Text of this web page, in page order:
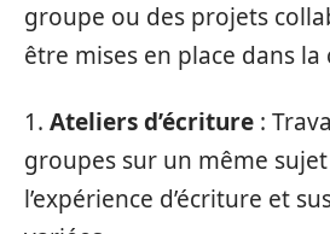
groupe ou des projets
être mises en place dans la
1. Ateliers d’écriture :
groupes sur un même
l’expérience d’écriture et